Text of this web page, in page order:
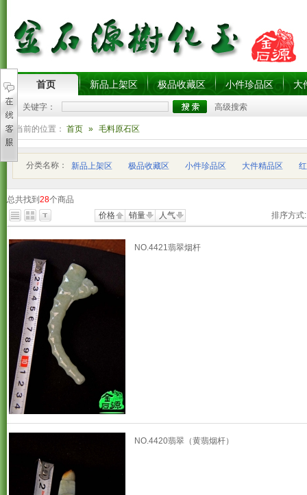
首页 新品上架区 极品收藏区 小件珍品区 大
关键字： 高级搜索
您当前的位置： 首页 » 毛料原石区
分类名称： 新品上架区 极品收藏区 小件珍品区 大件精品区
总共找到 28个商品
价格
销量 人气 排序方式:
NO.4421翡翠烟杆
NO.4420翡翠（黄翡烟杆）